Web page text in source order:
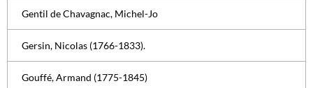
Gentil de Chavagnac, Michel-Jo
Gersin, Nicolas (1766-1833).
Gouffé, Armand (1775-1845)